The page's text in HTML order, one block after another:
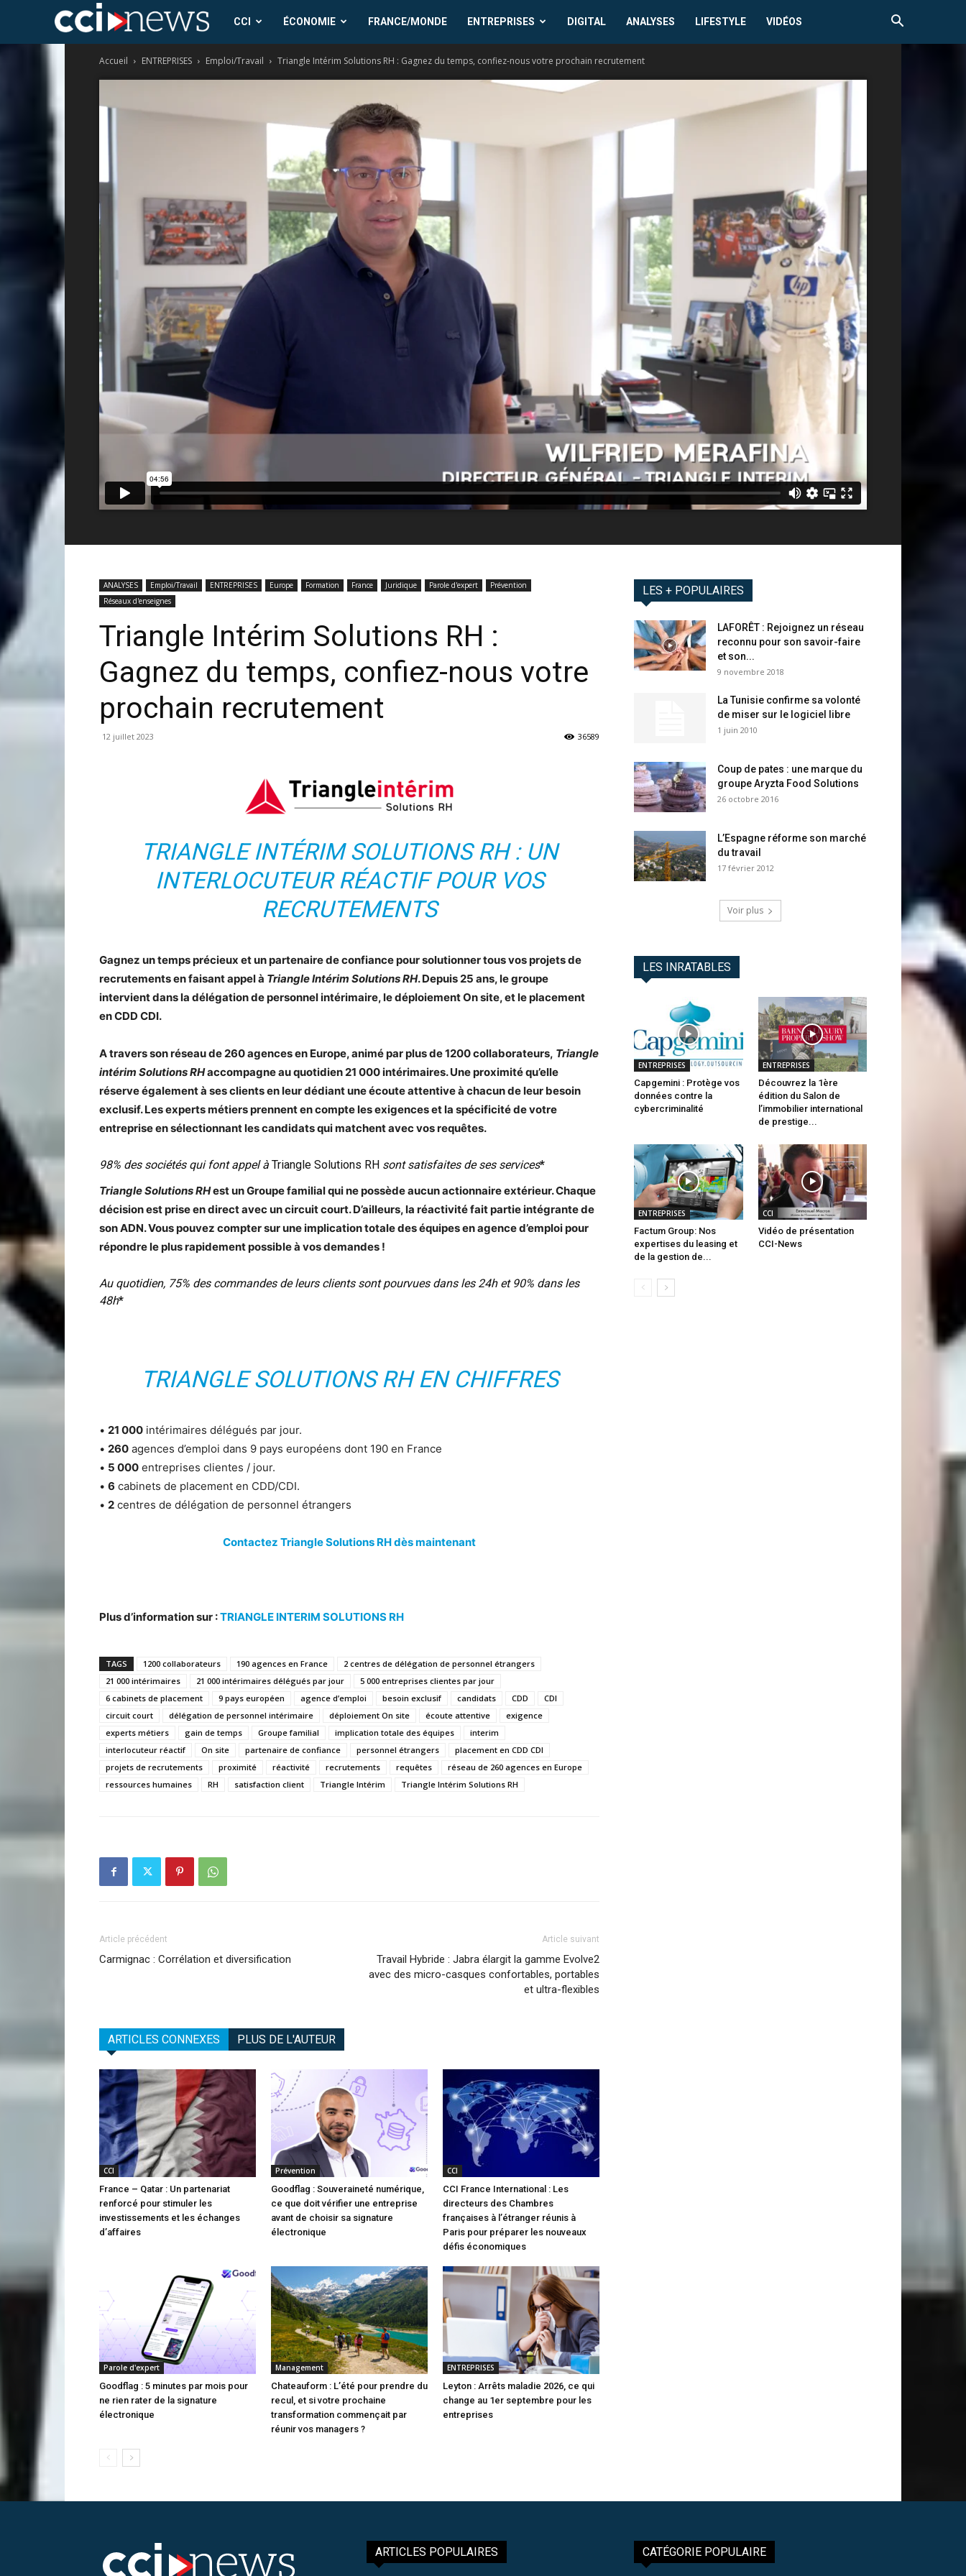
CCI
News
CCI ÉCONOMIE FRANCE/MONDE ENTREPRISES DIGITAL ANALYSES LIFESTYLE VIDÉOS
Accueil ENTREPRISES Emploi/Travail Triangle Intérim Solutions RH : Gagnez du temps, confiez-nous votre prochain recrutement
ANALYSES Emploi/Travail ENTREPRISES Europe Formation France Juridique Parole d'expert
Prévention
Réseaux d'enseignes
Triangle Intérim Solutions RH :
Gagnez du temps, confiez-nous votre
prochain recrutement
12 juillet 2023 36589
TRIANGLE INTÉRIM SOLUTIONS RH : UN
INTERLOCUTEUR RÉACTIF POUR VOS
RECRUTEMENTS
Gagnez un temps précieux et un partenaire de confiance pour solutionner tous vos projets de
recrutements en faisant appel à Triangle Intérim Solutions RH. Depuis 25 ans, le groupe
intervient dans la délégation de personnel intérimaire, le déploiement On site, et le placement
en CDD CDI.
A travers son réseau de 260 agences en Europe, animé par plus de 1200 collaborateurs, Triangle
intérim Solutions RHaccompagne au quotidien 21 000 intérimaires. Une proximité qu’elle
réserve également à ses clients en leur dédiant une écoute attentive à chacun de leur besoin
exclusif. Les experts métiers prennent en compte les exigences et la spécificité de votre
entreprise en sélectionnant les candidats qui matchent avec vos requêtes.
98% des sociétés qui font appel à Triangle Solutions RH sont satisfaites de ses services*
Triangle Solutions RHest un Groupe familial qui ne possède aucun actionnaire extérieur. Chaque
décision est prise en direct avec un circuit court. D’ailleurs, la réactivité fait partie intégrante de
son ADN. Vous pouvez compter sur une implication totale des équipes en agence d’emploi pour
répondre le plus rapidement possible à vos demandes !
Au quotidien, 75% des commandes de leurs clients sont pourvues dans les 24h et 90% dans les
48h*
TRIANGLE SOLUTIONS RH EN CHIFFRES
• 21 000 intérimaires délégués par jour.
• 260 agences d’emploi dans 9 pays européens dont 190 en France
• 5 000 entreprises clientes / jour.
• 6 cabinets de placement en CDD/CDI.
• 2 centres de délégation de personnel étrangers
Contactez Triangle Solutions RH dès maintenant
Plus d’information sur :TRIANGLE INTERIM SOLUTIONS RH
TAGS 1200 collaborateurs 190 agences en France
2 centres de délégation de personnel étrangers
21 000 intérimaires
21 000 intérimaires délégués par jour
5 000 entreprises clientes par jour
6 cabinets de placement
9 pays européen agence d’emploi besoin exclusif candidats CDD
CDI
circuit court
délégation de personnel intérimaire déploiement On site écoute attentive
exigence
experts métiers
gain de temps Groupe familial implication totale des équipes
interim
interlocuteur réactif
On site partenaire de confiance personnel étrangers
placement en CDD CDI
projets de recrutements
proximité réactivité recrutements requêtes
réseau de 260 agences en Europe
ressources humaines
RH satisfaction client Triangle Intérim Triangle Intérim Solutions RH
Article précédent
Carmignac : Corrélation et diversification
Article suivant
Travail Hybride : Jabra élargit la gamme Evolve2
avec des micro-casques confortables, portables
et ultra-flexibles
ARTICLES CONNEXES PLUS DE L'AUTEUR
CCI
France – Qatar : Un partenariat
renforcé pour stimuler les
investissements et les échanges
d’affaires
Prévention
Goodflag : Souveraineté numérique,
ce que doit vérifier une entreprise
avant de choisir sa signature
électronique
CCI
CCI France International : Les
directeurs des Chambres
françaises à l’étranger réunis à
Paris pour préparer les nouveaux
défis économiques
Parole d'expert
Goodflag : 5 minutes par mois pour
ne rien rater de la signature
électronique
Management
Chateauform : L’été pour prendre du
recul, et si votre prochaine
transformation commençait par
réunir vos managers ?
ENTREPRISES
Leyton : Arrêts maladie 2026, ce qui
change au 1er septembre pour les
entreprises
LES + POPULAIRES
LAFORÊT : Rejoignez un réseau
reconnu pour son savoir-faire
et son...
9 novembre 2018
La Tunisie confirme sa volonté
de miser sur le logiciel libre
1 juin 2010
Coup de pates : une marque du
groupe Aryzta Food Solutions
26 octobre 2016
L’Espagne réforme son marché
du travail
17 février 2012
Voir plus
LES INRATABLES
ENTREPRISES
Capgemini : Protège vos
données contre la
cybercriminalité
ENTREPRISES
Découvrez la 1ère
édition du Salon de
l’immobilier international
de prestige...
ENTREPRISES
Factum Group: Nos
expertises du leasing et
de la gestion de...
CCI
Vidéo de présentation
CCI-News
ARTICLES POPULAIRES CATÉGORIE POPULAIRE